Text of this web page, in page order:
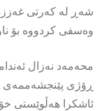
شەڕ لە کەرتی
وەسفی کردووە بۆ
محەمەد نەزال
ڕۆژی پێنجشەممەی
ئاشکرا هەڵوێستی